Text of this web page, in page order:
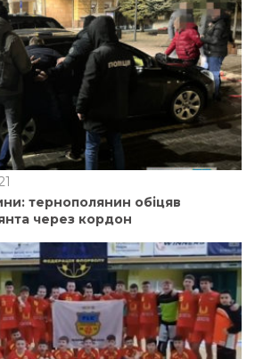
тернополянин обіцяв
через кордон